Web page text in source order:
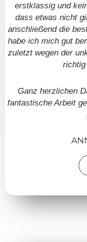
erstklassig und
dass etwas nicht
anschließend die
habe ich mich gut
zuletzt wegen der
richtig
Ganz herzlichen
fantastische Arbeit